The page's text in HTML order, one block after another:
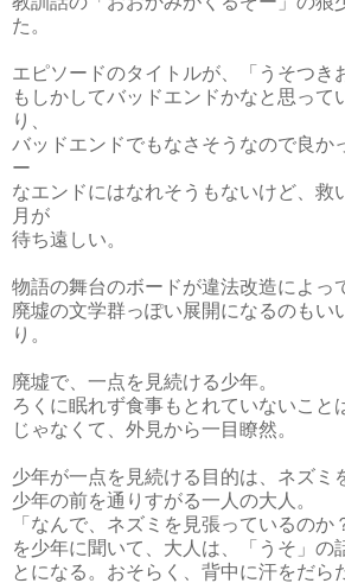
た。
エピソードのタイトルが、「うそつき
もしかしてバッドエンドかなと思って
り、
バッドエンドでもなさそうなので良か
ー
なエンドにはなれそうもないけど、救
月が
待ち遠しい。
物語の舞台のボードが違法改造によっ
廃墟の文学群っぽい展開になるのもい
り。
廃墟で、一点を見続ける少年。
ろくに眠れず食事もとれていないこと
じゃなくて、外見から一目瞭然。
少年が一点を見続ける目的は、ネズミ
少年の前を通りすがる一人の大人。
「なんで、ネズミを見張っているのか
を少年に聞いて、大人は、「うそ」の
とになる。おそらく、背中に汗をだら